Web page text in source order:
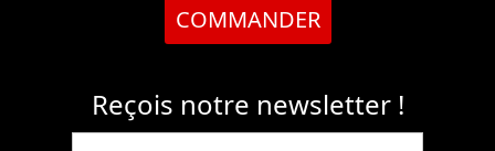
COMMANDER
Reçois notre newsletter !